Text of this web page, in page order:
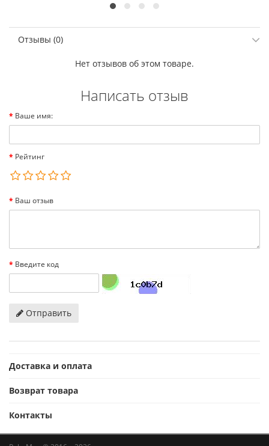
Отзывы (0)
Нет отзывов об этом товаре.
Написать отзыв
Ваше имя:
Рейтинг
Ваш отзыв
Введите код
Отправить
Доставка и оплата
Возврат товара
Контакты